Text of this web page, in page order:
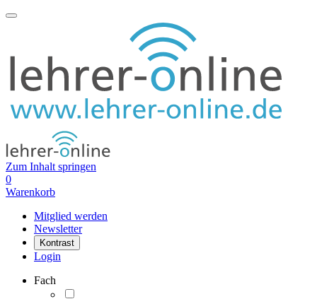
Zum Inhalt springen
0
Warenkorb
Mitglied werden
Newsletter
Kontrast
Login
Fach